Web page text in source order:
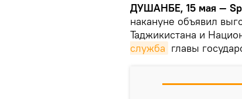
ДУШАНБЕ, 15 мая —
накануне объявил
Таджикистана и
служба главы